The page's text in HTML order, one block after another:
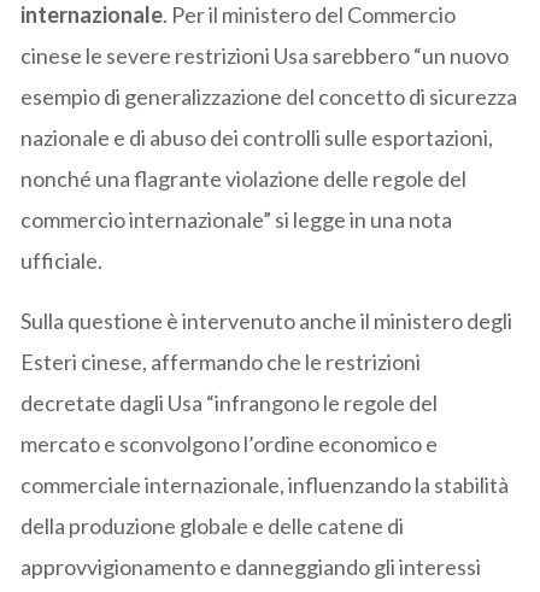
internazionale. Per il ministero del Commercio
cinese le severe restrizioni Usa sarebbero “un nuovo
esempio di generalizzazione del concetto di sicurezza
nazionale e di abuso dei controlli sulle esportazioni,
nonché una flagrante violazione delle regole del
commercio internazionale” si legge in una nota
ufficiale.
Sulla questione è intervenuto anche il ministero degli
Esteri cinese, affermando che le restrizioni
decretate dagli Usa “infrangono le regole del
mercato e sconvolgono l’ordine economico e
commerciale internazionale, influenzando la stabilità
della produzione globale e delle catene di
approvvigionamento e danneggiando gli interessi